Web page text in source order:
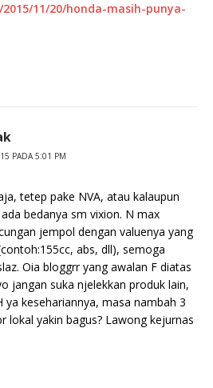
11/20/honda-masih-punya-
PADA 5:01 PM
tetep pake NVA, atau kalaupun
bedanya sm vixion. N max
jempol dengan valuenya yang
abs, dll), semoga
Oia bloggrr yang awalan F diatas
jangan suka njelekkan produk lain,
ya kesehariannya, masa nambah 3
lokal yakin bagus? Lawong kejurnas